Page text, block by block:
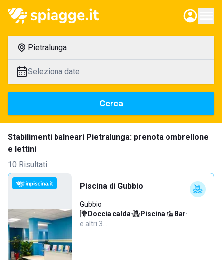
Pietralunga
Seleziona date
Cerca
Stabilimenti balneari Pietralunga: prenota ombrellone
e lettini
10 Risultati
Piscina di Gubbio
Gubbio
Doccia calda· Piscina· Bar·
e altri 3…